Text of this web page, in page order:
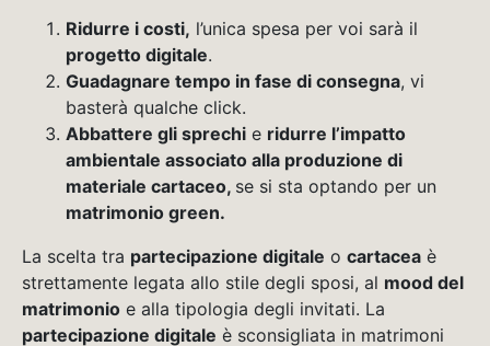
Ridurre i costi, l’unica spesa per voi sarà il
progetto digitale.
Guadagnare tempo in fase di consegna, vi
basterà qualche click.
Abbattere gli sprechi e ridurre l’impatto
ambientale associato alla produzione di
materiale cartaceo, se si sta optando per un
matrimonio green.
La scelta tra partecipazione digitale o cartacea è
strettamente legata allo stile degli sposi, al mood del
matrimonio e alla tipologia degli invitati. La
partecipazione digitale è sconsigliata in matrimoni